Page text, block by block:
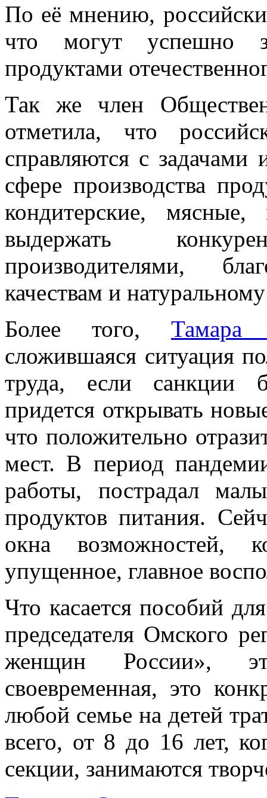
По её мнению,
что могут успешно
продуктами
Так же член
отметила, что
справляются с
сфере производства
кондитерские,
выдержать
производителями,
качествам и
Более того, Тамара
сложившаяся ситуация
труда, если санкции
придется открывать
что положительно
мест. В период
работы, пострадал
продуктов питания.
окна возможностей,
упущенное, главное
Что касается пособий
председателя Омского
женщин России»,
своевременная, это
любой семье на детей
всего, от 8 до 16 лет,
секции, занимаются